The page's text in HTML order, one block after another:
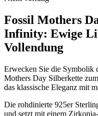
Fossil Mothers
Infinity: Ewige
Vollendung
Erwecken Sie die Symbolik
Mothers Day Silberkette
das klassische Eleganz mit
Die rohdinierte 925er
und setzt mit einem